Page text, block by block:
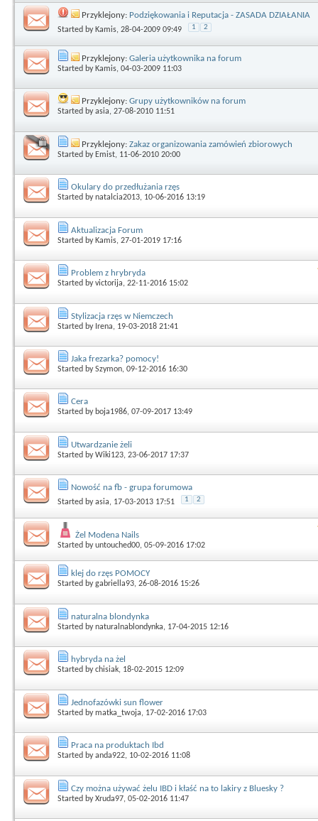
Przyklejony: Podziękowania i Reputacja - ZASADA DZIAŁANIA
Started by Kamis, 28-04-2009 09:49 1 2
Przyklejony: Galeria użytkownika na forum
Started by Kamis, 04-03-2009 11:03
Przyklejony: Grupy użytkowników na forum
Started byasia, 27-08-2010 11:51
Przyklejony: Zakaz organizowania zamówień zbiorowych
Started by Emist, 11-06-2010 20:00
Okulary do przedłużania rzęs
Started bynatalcia2013, 10-06-2016 13:19
Aktualizacja Forum
Started by Kamis, 27-01-2019 17:16
Problem z hrybryda
Started byvictorija, 22-11-2016 15:02
Stylizacja rzęs w Niemczech
Started by Irena, 19-03-2018 21:41
Jaka frezarka? pomocy!
Started bySzymon, 09-12-2016 16:30
Cera
Started byboja1986, 07-09-2017 13:49
Utwardzanie żeli
Started byWiki123, 23-06-2017 17:37
Nowość na fb - grupa forumowa
Started byasia, 17-03-2013 17:51 1 2
Żel Modena Nails
Started byuntouched00, 05-09-2016 17:02
klej do rzęs POMOCY
Started bygabriella93, 26-08-2016 15:26
naturalna blondynka
Started bynaturalnablondynka, 17-04-2015 12:16
hybryda na żel
Started bychisiak, 18-02-2015 12:09
Jednofazówki sun flower
Started bymatka_twoja, 17-02-2016 17:03
Praca na produktach Ibd
Started byanda922, 10-02-2016 11:08
Czy można używać żelu IBD i kłaść na to lakiry z Bluesky ?
Started byXruda97, 05-02-2016 11:47